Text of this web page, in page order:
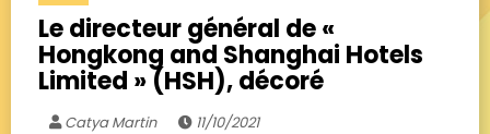
Le directeur général de «
Hongkong and Shanghai Hotels
Limited » (HSH), décoré
Catya Martin 11/10/2021